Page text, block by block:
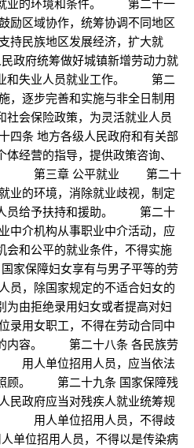
励区域协作，统筹协调不同地区
民族地区发展经济，扩大就
府统筹做好城镇新增劳动力就
和失业人员就业工作。 第二
，逐步完善和实施与非全日制用
社会保险政策，为灵活就业人员
条 地方各级人民政府和有关部
经营的指导，提供政策咨询、
。 第三章 公平就业 第二十
业的环境，消除就业歧视，制定
人员给予扶持和援助。 第二十
中介机构从事职业中介活动，应
会和公平的就业条件，不得实施
保障妇女享有与男子平等的劳
，除国家规定的不适合妇女的
为由拒绝录用妇女或者提高对妇
用女职工，不得在劳动合同中
内容。 第二十八条 各民族劳
用人单位招用人员，应当依法
照顾。 第二十九条 国家保障残
政府应当对残疾人就业统筹规
。 用人单位招用人员，不得歧
位招用人员，不得以是传染病